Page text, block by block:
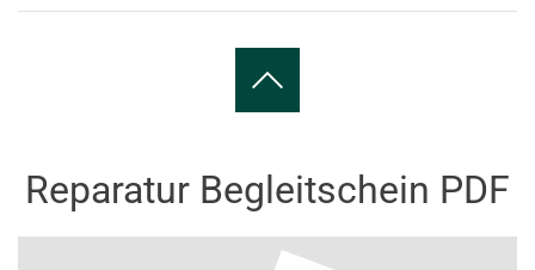
Reparatur Begleitschein PDF